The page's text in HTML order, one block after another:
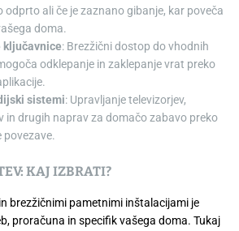
odprto ali če je zaznano gibanje, kar poveča
doma.
ključavnice: Brezžični dostop do vhodnih
odklepanje in zaklepanje vrat preko
sistemi: Upravljanje televizorjev,
in drugih naprav za domačo zabavo preko
povezave.
KAJ IZBRATI?
brezžičnimi pametnimi inštalacijami je
proračuna in specifik vašega doma. Tukaj